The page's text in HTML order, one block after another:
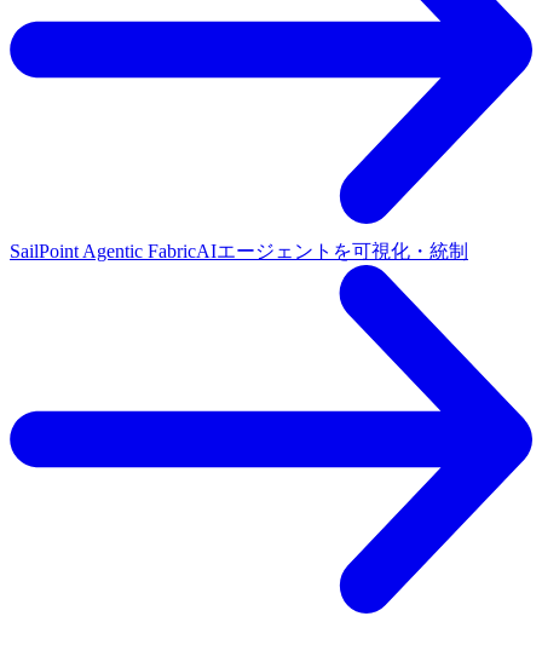
SailPoint Agentic FabricAIエージェントを可視化・統制